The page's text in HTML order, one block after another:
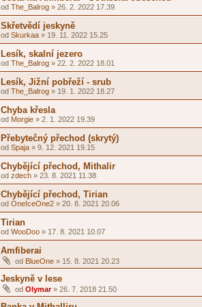
od The_Balrog » 26. 2. 2022 17.39
Skřetvědí jeskyně
od Skurkaa » 19. 11. 2022 15.25
Lesík, skalní jezero
od The_Balrog » 22. 2. 2022 18.01
Lesík, Jižní pobřeží - srub
od The_Balrog » 19. 1. 2022 18.27
Chyba křesla
od Morgie » 2. 1. 2022 19.39
Přebytečný přechod (skrytý)
od Spaja » 9. 12. 2021 19.15
Chybějící přechod, Mithalir
od zdech » 23. 8. 2021 11.38
Chybějící přechod, Tirian
od OneIceOne2 » 20. 8. 2021 20.06
Tirian
od WooDoo » 17. 8. 2021 10.07
Amfiberai
od BlueOne » 15. 8. 2021 20.23
Jeskyně v lese
od Olymar» 26. 7. 2018 21.50